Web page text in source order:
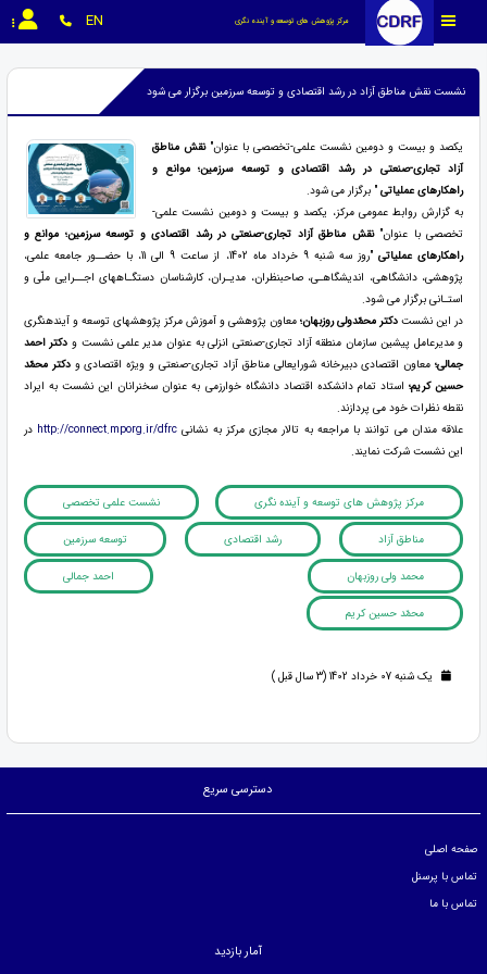
مرکز پژوهش های توسعه و آینده نگری EN
نشست نقش مناطق آزاد در رشد اقتصادی و توسعه سرزمین برگزار می شود
یکصد و بیست و دومین نشست علمی-تخصصی با عنوان" نقش مناطق
آزاد تجاری-صنعتی در رشد اقتصادی و توسعه سرزمین؛ موانع و
راهکارهای عملیاتی" برگزار می شود.
به گزارش روابط عمومی مرکز، یکصد و بیست و دومین نشست علمی-
تخصصی با عنوان" نقش مناطق آزاد تجاری-صنعتی در رشد اقتصادی و توسعه سرزمین؛ موانع و
راهکارهای عملیاتی
"روز سه­ شنبه 9 خرداد ­ماه 1402، از ساعت 9 الی 11، با حضــور جامعه علمی،
پژوهشی، دانشگاهی، اندیشگاهـی، صاحب­نظران، مدیـران، کارشناسان دستگـاه­های اجــرایی ملّی و
استـانی برگزار می­ شود.
در این نشست دکتر محمّدولی روزبهان؛ معاون پژوهشی و آموزش مرکز پژوهش­­های توسعه و آینده­نگری
و مدیرعامل پیشین سازمان منطقه آزاد تجاری-صنعتی انزلی به عنوان مدیر علمی نشست و دکتر احمد
جمالی؛ معاون اقتصادی دبیرخانه شورایعالی مناطق آزاد تجاری-‌صنعتی و ویژه اقتصادی ودکتر محمّد
حسین کریم؛استاد تمام دانشکده اقتصاد دانشگاه خوارزمی به عنوان سخنرانان این نشست به ایراد
نقطه نظرات خود می پردازند.
علاقه مندان می توانند با مراجعه به تالار مجازی مرکز به نشانی http://connect.mporg.ir/dfrc در
این نشست شرکت نمایند.
مرکز پژوهش های توسعه و آینده نگری نشست علمی تخصصی
مناطق آزاد رشد اقتصادی توسعه سرزمین
محمد ولی روزبهان احمد جمالی
محمّد حسین کریم
یک شنبه 07 خرداد 1402 (3 سال قبل )
دسترسی سریع
صفحه اصلی
تماس با پرسنل
تماس با ما
آمار بازدید